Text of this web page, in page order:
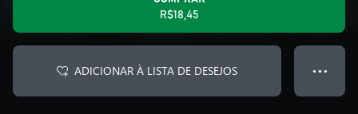
R$18,45
ADICIONAR À LISTA DE DESEJOS ● ● ●